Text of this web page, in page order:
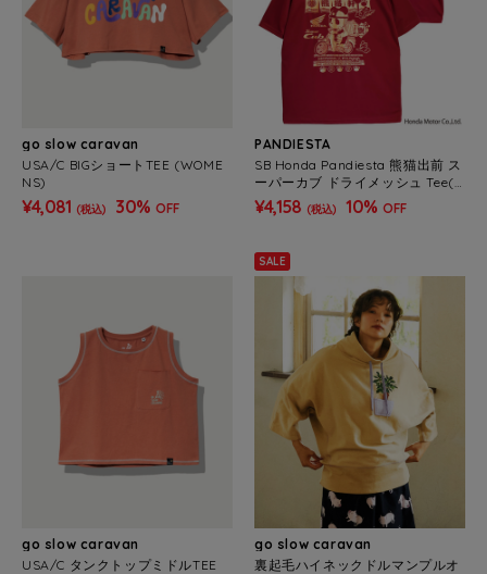
go slow caravan
USA/C BIGショートTEE (WOME
NS)
¥4,081 (税込) 30% OFF
PANDIESTA
SB Honda Pandiesta 熊猫出前 ス
ーパーカブ ドライメッシュ Tee(5
26504 MENS/WOMENS）
¥4,158 (税込) 10% OFF
go slow caravan
USA/C タンクトップミドルTEE
SALE
go slow caravan
裏起毛ハイネックドルマンプルオ